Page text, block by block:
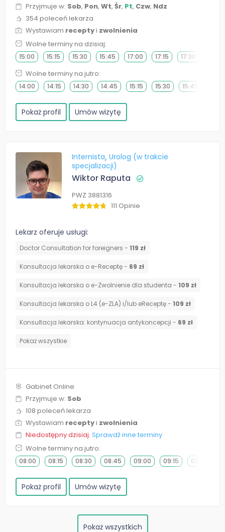
Przyjmuje w: Sob, Pon, Wt, Śr, Pt, Czw, Ndz
354 poleceń lekarza
Wystawiam receptyi zwolnienia
Wolne terminy na dzisiaj:
15:00 15:15 15:30 15:45 17:00 17:15 17:30
Wolne terminy na jutro:
14:00 14:15 14:30 14:45 15:15 15:30 15:45
Pokaż profil Umów wizytę
Internista Urolog (w trakcie
specjalizacji)
Wiktor Raputa
PWZ 3881316
111 Opinie
Lekarz oferuje usługi:
Doctor Consultation for foreigners - 119 zł
Konsultacja lekarska o e-Receptę - 69 zł
Konsultacja lekarska o e-Zwolnienie dla studenta - 109 zł
Konsultacja lekarska o L4 (e-ZLA) i/lub eReceptę - 109 zł
⁠Konsultacja lekarska: kontynuacja antykoncepcji - 69 zł
Pokaż wszystkie
Gabinet Online
Przyjmuje w: Sob
108 poleceń lekarza
Wystawiam receptyi zwolnienia
Niedostępny dzisiaj. Sprawdź inne terminy
Wolne terminy na jutro:
08:00 08:15 08:30 08:45 09:00 09:15 09:30
Pokaż profil Umów wizytę
Pokaż wszystkich